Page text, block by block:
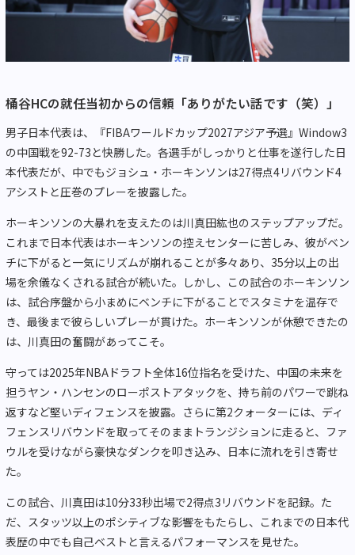
桶谷HCの就任当初からの信頼「ありがたい話です（笑）」
男子日本代表は、『FIBAワールドカップ2027アジア予選』Window3
の中国戦を92-73と快勝した。各選手がしっかりと仕事を遂行した日
本代表だが、中でもジョシュ・ホーキンソンは27得点4リバウンド4
アシストと圧巻のプレーを披露した。
ホーキンソンの大暴れを支えたのは川真田紘也のステップアップだ。
これまで日本代表はホーキンソンの控えセンターに苦しみ、彼がベン
チに下がると一気にリズムが崩れることが多々あり、35分以上の出
場を余儀なくされる試合が続いた。しかし、この試合のホーキンソン
は、試合序盤から小まめにベンチに下がることでスタミナを温存で
き、最後まで彼らしいプレーが貫けた。ホーキンソンが休憩できたの
は、川真田の奮闘があってこそ。
守っては2025年NBAドラフト全体16位指名を受けた、中国の未来を
担うヤン・ハンセンのローポストアタックを、持ち前のパワーで跳ね
返すなど堅いディフェンスを披露。さらに第2クォーターには、ディ
フェンスリバウンドを取ってそのままトランジションに走ると、ファ
ウルを受けながら豪快なダンクを叩き込み、日本に流れを引き寄せ
た。
この試合、川真田は10分33秒出場で2得点3リバウンドを記録。た
だ、スタッツ以上のポシティブな影響をもたらし、これまでの日本代
表歴の中でも自己ベストと言えるパフォーマンスを見せた。